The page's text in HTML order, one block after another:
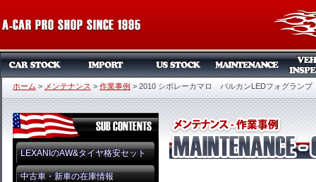
ホーム > メンテナンス > 作業事例 > 2010 シボレーカマロ バルカンLEDフォグラン
LEXANIのAW&タイヤ格安セット
中古車・新車の在庫情報